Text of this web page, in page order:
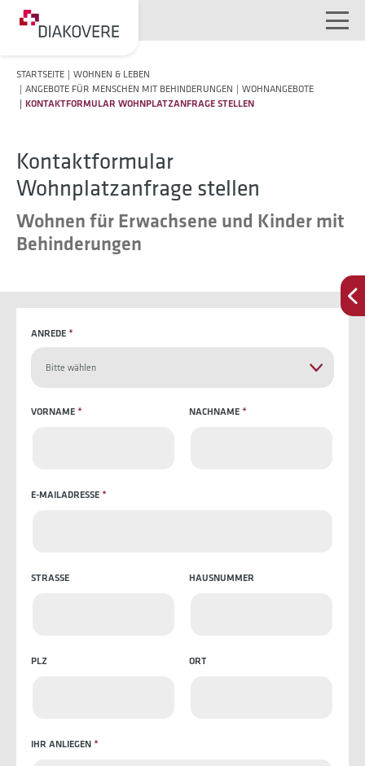
NAVIGATION ÜBERSPRINGEN
STARTSEITE
WOHNEN & LEBEN
ANGEBOTE FÜR MENSCHEN MIT BEHINDERUNGEN
WOHNANGEBOTE
KONTAKTFORMULAR WOHNPLATZANFRAGE STELLEN
Kontaktformular
Wohnplatzanfrage stellen
Wohnen für Erwachsene und Kinder mit
Behinderungen
ANREDE*
Bitte wählen
VORNAME* NACHNAME*
E-MAILADRESSE*
STRASSE HAUSNUMMER
PLZ ORT
IHR ANLIEGEN*